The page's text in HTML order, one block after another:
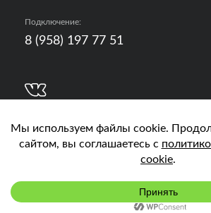
Подключить
Подключение:
8 (958) 197 77 51
Кислород